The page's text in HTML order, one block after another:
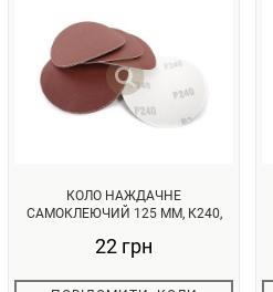
КОЛО НАЖДАЧНЕ
САМОКЛЕЮЧИЙ 125 ММ, К240,
22 грн